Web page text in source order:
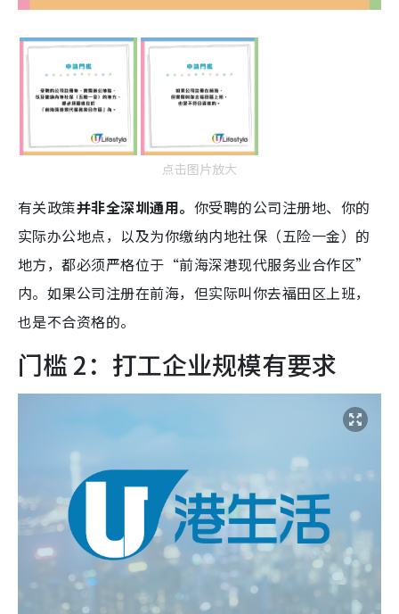
点击图片放大
有关政策并非全深圳通用。 你受聘的公司注册地、你的
实际办公地点，以及为你缴纳内地社保（五险一金）的
地方，都必须严格位于“前海深港现代服务业合作区”
内。如果公司注册在前海，但实际叫你去福田区上班，
也是不合资格的。
门槛 2：打工企业规模有要求